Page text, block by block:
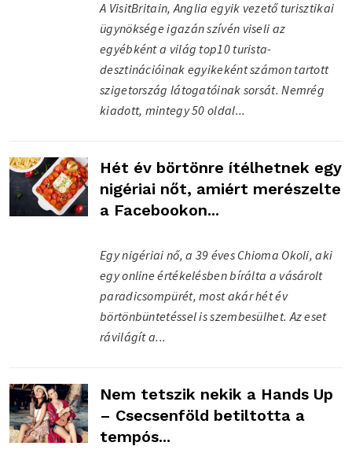
A VisitBritain, Anglia egyik vezető turisztikai
ügynöksége igazán szívén viseli az
egyébként a világ top10 turista-
desztinációinak egyikeként számon tartott
szigetország látogatóinak sorsát. Nemrég
kiadott, mintegy 50 oldal...
Hét év börtönre ítélhetnek egy
nigériai nőt, amiért merészelte
a Facebookon...
Egy nigériai nő, a 39 éves Chioma Okoli, aki
egy online értékelésben bírálta a vásárolt
paradicsompürét, most akár hét év
börtönbüntetéssel is szembesülhet. Az eset
rávilágít a...
Nem tetszik nekik a Hands Up
– Csecsenföld betiltotta a
tempós...